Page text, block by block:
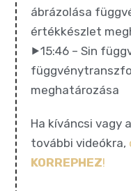
ábrázolása
értékkészlet
⯈15:46 – Sin
meghatározása
Ha kíváncsi vagy
további videókra,
KORREPHEZ!